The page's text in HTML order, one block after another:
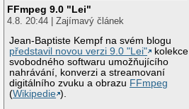
FFmpeg 9.0 "Lei"
4.8. 20:44 | Zajímavý článek
Jean-Baptiste Kempf na svém blogu
představil novou verzi 9.0 "Lei"
kolekce
svobodného softwaru umožňujícího
nahrávání, konverzi a streamovaní
digitálního zvuku a obrazu FFmpeg
(Wikipedie ).